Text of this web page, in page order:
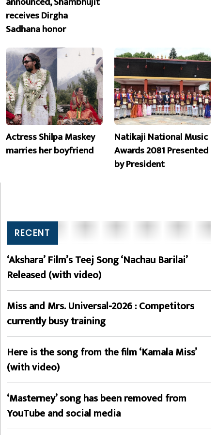
receives Dirgha
Sadhana honor
Actress Shilpa Maskey
marries her boyfriend
Natikaji National Music
Awards 2081 Presented
by President
RECENT
‘Akshara’ Film’s Teej Song ‘Nachau Barilai’
Released (with video)
Miss and Mrs. Universal-2026 : Competitors
currently busy training
Here is the song from the film ‘Kamala Miss’
(with video)
‘Masterney’ song has been removed from
YouTube and social media